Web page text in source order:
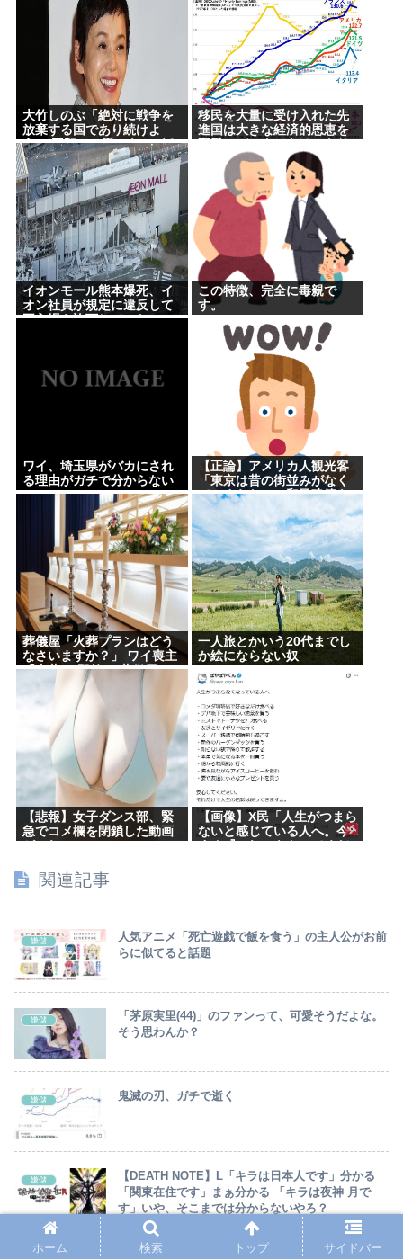
大竹しのぶ「絶対に戦争を
放棄する国であり続けよ
う」 平和への思いをつづる
広島に原爆が投下されてか
ら81年
移民を大量に受け入れた先
進国は大きな経済的恩恵を
日本一人負け示される
イオンモール熊本爆死、イ
オン社員が規定に違反して
再入場を許可していた
この特徴、完全に毒親で
す。
ワイ、埼玉県がバカにされ
る理由がガチで分からない
【正論】アメリカ人観光客
「東京は昔の街並みがなく
てつまらない。和風建築を
見たいのにガッカリだ。」
葬儀屋「火葬プランはどう
なさいますか？」 ワイ喪主
「直葬で(即答)」葬儀屋
「直葬ですか…！？（ちょ
い引き気味）」⇒！！！
一人旅とかいう20代までし
か絵にならない奴
【悲報】女子ダンス部、緊
急でコメ欄を閉鎖した動画
【画像】X民「人生がつまら
ないと感じている人へ。今
関連記事
嫌儲
人気アニメ「死亡遊戯で飯を食う」の主人公がお前
らに似てると話題
嫌儲
「茅原実里(44)」のファンって、可愛そうだよな。
そう思わんか？
嫌儲 鬼滅の刃、ガチで逝く
嫌儲
【DEATH NOTE】L「キラは日本人です」分かる
「関東在住です」まぁ分かる 「キラは夜神 月で
す」いや、そこまでは分からないやろ？
ホーム 検索 トップ サイドバー